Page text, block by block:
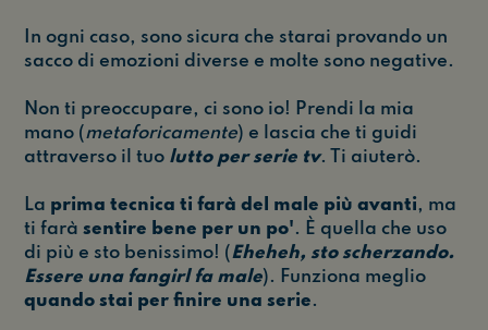
In ogni caso, sono sicura che starai provando un
sacco di emozioni diverse e molte sono negative.
Non ti preoccupare, ci sono io! Prendi la mia
mano (metaforicamente) e lascia che ti guidi
attraverso il tuo lutto per serie tv. Ti aiuterò.
La prima tecnica ti farà del male più avanti, ma
ti faràsentire bene per un po'. È quella che uso
di più e sto benissimo! (Eheheh, sto scherzando.
Essere una fangirl fa male). Funziona meglio
quando stai per finire una serie.